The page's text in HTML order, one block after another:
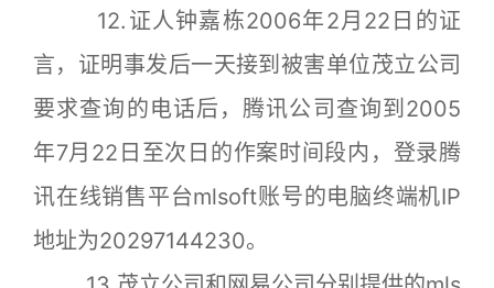
12.证人钟嘉栋2006年2月22日的证
言，证明事发后一天接到被害单位茂立公司
要求查询的电话后，腾讯公司查询到2005
年7月22日至次日的作案时间段内，登录腾
讯在线销售平台mlsoft账号的电脑终端机IP
地址为20297144230。